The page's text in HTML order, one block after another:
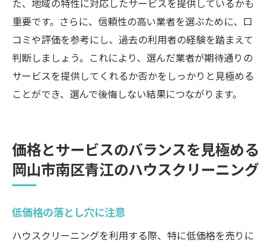
た、地域の特性に対応したサービスを提供しているかも
重要です。さらに、信頼性の高い業者を選ぶために、口
コミや評価を参考にし、過去の利用者の経験を踏まえて
判断しましょう。これにより、選んだ業者が期待通りの
サービスを提供してくれるか否かをしっかりと見極める
ことができ、選んで後悔しない結果につながります。
価格とサービスのバランスを見極める
岡山市南区青江のハウスクリーニング
低価格の落とし穴に注意
ハウスクリーニングを利用する際、特に低価格を売りに